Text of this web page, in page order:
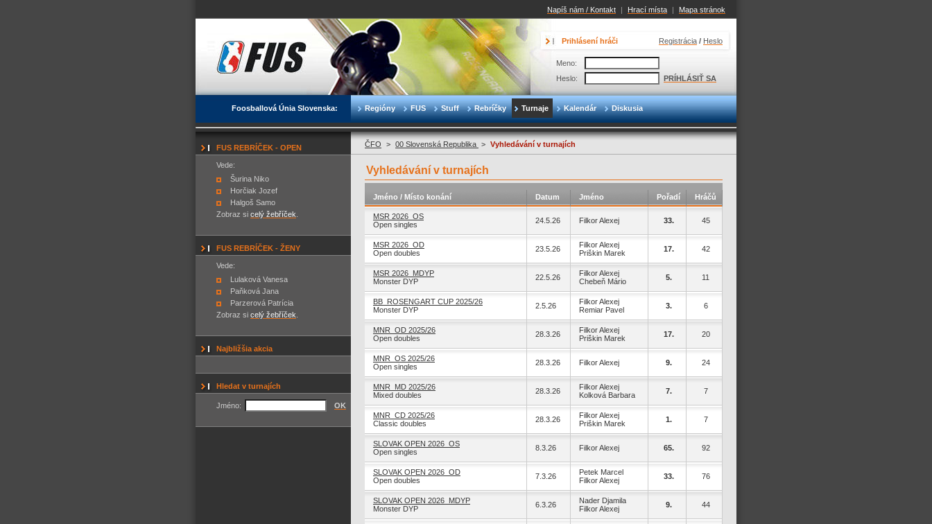
Napíš nám / Kontakt | Hrací místa | Mapa stránok
Foosballová Únia Slovenska: Regióny FUS Stuff Rebríčky Turnaje Kalendár Diskusia
Prihlásení hráči Registrácia / Heslo
Meno:
Heslo:
PRÍHLÁSIŤ SA
FUS REBRÍČEK - OPEN
Vede:
Šurina Niko
Horčiak Jozef
Halgoš Samo
Zobraz si celý žebříček
FUS REBRÍČEK - ŽENY
Vede:
Lulaková Vanesa
Paňková Jana
Parzerová Patrícia
Zobraz si celý žebříček
Najbližšia akcia
Hledat v turnajích
Jméno: OK
ČFO > 00 Slovenská Republika > Vyhledávání v turnajích
Vyhledávání v turnajích
Jméno / Místo konání Datum Jméno Pořadí Hráčů
MSR 2026_OS
Open singles
24.5.26 Filkor Alexej 33. 45
MSR 2026_OD
Open doubles
23.5.26
Filkor Alexej
Priškin Marek
17. 42
MSR 2026_MDYP
Monster DYP
22.5.26
Filkor Alexej
Chebeň Mário
5. 11
BB_ROSENGART CUP 2025/26
Monster DYP
2.5.26
Filkor Alexej
Remiar Pavel
3. 6
MNR_OD 2025/26
Open doubles
28.3.26
Filkor Alexej
Priškin Marek
17. 20
MNR_OS 2025/26
Open singles
28.3.26 Filkor Alexej 9. 24
MNR_MD 2025/26
Mixed doubles
28.3.26
Filkor Alexej
Kolková Barbara
7. 7
MNR_CD 2025/26
Classic doubles
28.3.26
Filkor Alexej
Priškin Marek
1. 7
SLOVAK OPEN 2026_OS
Open singles
8.3.26 Filkor Alexej 65. 92
SLOVAK OPEN 2026_OD
Open doubles
7.3.26
Petek Marcel
Filkor Alexej
33. 76
SLOVAK OPEN 2026_MDYP
Monster DYP
6.3.26
Nader Djamila
Filkor Alexej
9. 44